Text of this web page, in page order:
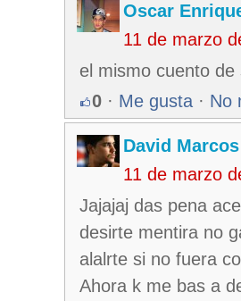
Oscar
11 de marzo
el mismo cuento
0 · Me gusta · No
David Marcos
11 de marzo
Jajajaj das pena
desirte mentira no
alalrte si no fuera
Ahora k me bas a